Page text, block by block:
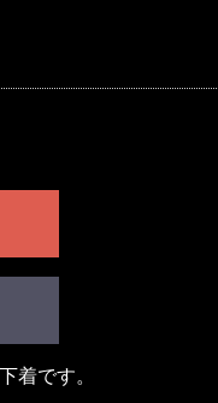
着です。